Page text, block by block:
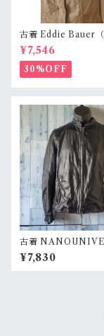
古着 Eddie Bauer（
バウアー） レザー
トサイズS RankC
¥7,546
30%OFF
古着
イクレザージャケッ
ースジャケット サイ
B
¥7,830